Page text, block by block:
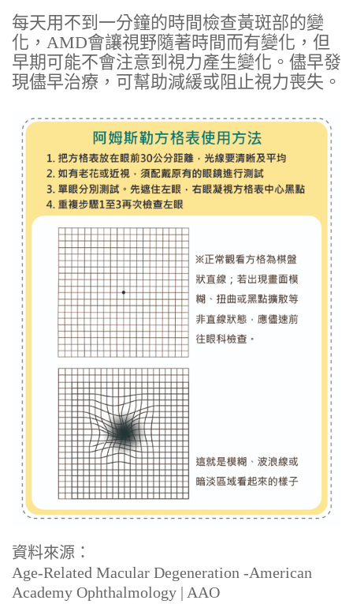
每天用不到一分鐘的時間檢查黃斑部的變
化，AMD會讓視野隨著時間而有變化，但
早期可能不會注意到視力產生變化。儘早發
現儘早治療，可幫助減緩或阻止視力喪失。
資料來源：
Age-Related Macular Degeneration -American
Academy Ophthalmology | AAO